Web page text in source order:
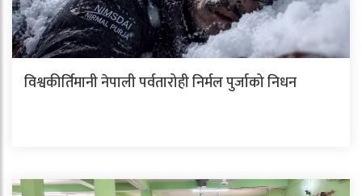
विश्वकीर्तिमानी नेपाली पर्वतारोही निर्मल पुर्जाको निधन